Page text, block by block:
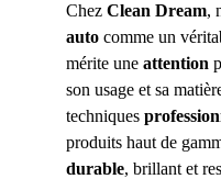
Chez Clean Dream,
auto comme un
mérite une attention
son usage et sa
techniques
produits haut de
durable, brillant et